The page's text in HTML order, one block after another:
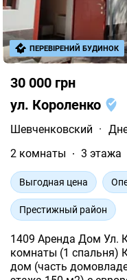
30 000 грн
ул. Короленко
Шевченковский ·
2 комнаты
3 этажа
Выгодная цена
Престижный район
1409 Аренда Дом Ул.
комнаты (1 спальня)
дом (часть
ПЕРЕВІРЕНИЙ БУДИНОК